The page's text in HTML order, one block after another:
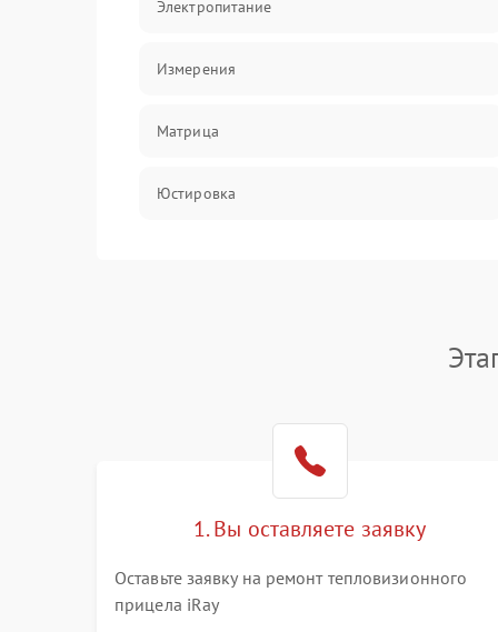
Электропитание
Измерения
Матрица
Юстировка
1. Вы оставляете заявку
Оставьте заявку на ремонт тепловизионного
прицела iRay